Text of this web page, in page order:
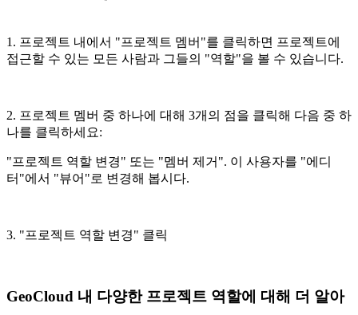
1. 프로젝트 내에서 "프로젝트 멤버"를 클릭하면 프로젝트에
접근할 수 있는 모든 사람과 그들의 "역할"을 볼 수 있습니다.
2. 프로젝트 멤버 중 하나에 대해 3개의 점을 클릭해 다음 중 하
나를 클릭하세요:
"프로젝트 역할 변경" 또는 "멤버 제거". 이 사용자를 "에디
터"에서 "뷰어"로 변경해 봅시다.
3. "프로젝트 역할 변경" 클릭
GeoCloud 내 다양한 프로젝트 역할에 대해 더 알아